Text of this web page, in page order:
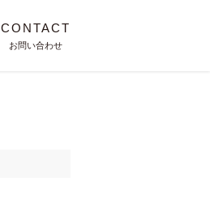
CONTACT
お問い合わせ